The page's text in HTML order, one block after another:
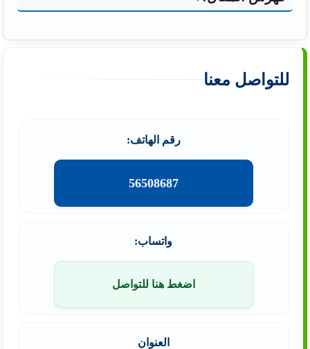
للتواصل معنا
رقم الهاتف:
56508687
واتساب:
اضغط هنا للتواصل
العنوان